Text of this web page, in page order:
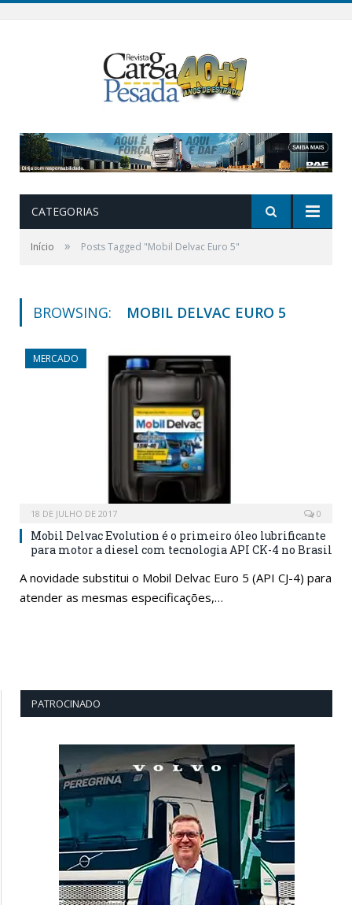
CATEGORIAS
Início » Posts Tagged "Mobil Delvac Euro 5"
BROWSING: MOBIL DELVAC EURO 5
MERCADO
18 DE JULHO DE 2017 0
Mobil Delvac Evolution é o primeiro óleo lubrificante
para motor a diesel com tecnologia API CK-4 no Brasil
A novidade substitui o Mobil Delvac Euro 5 (API CJ-4) para
atender as mesmas especificações,…
PATROCINADO